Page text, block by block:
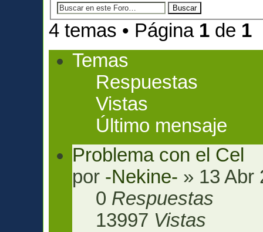
4 temas • Página 1 de 1
Temas
Respuestas
Vistas
Último mensaje
Problema con el Cel
por -Nekine- » 13 Abr
0 Respuestas
13997 Vistas